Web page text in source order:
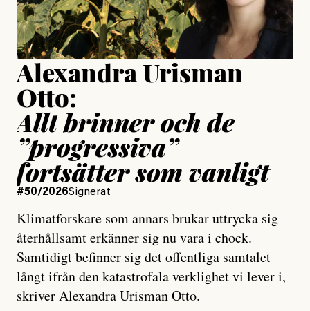
Publicerad15 July, 2026
Uppdaterad15 July, 2026
Alexandra Urisman
Otto:
Allt brinner och de
”progressiva”
fortsätter som vanligt
#50/2026Signerat
Klimatforskare som annars brukar uttrycka sig
återhållsamt erkänner sig nu vara i chock.
Samtidigt befinner sig det offentliga samtalet
långt ifrån den katastrofala verklighet vi lever i,
skriver Alexandra Urisman Otto.